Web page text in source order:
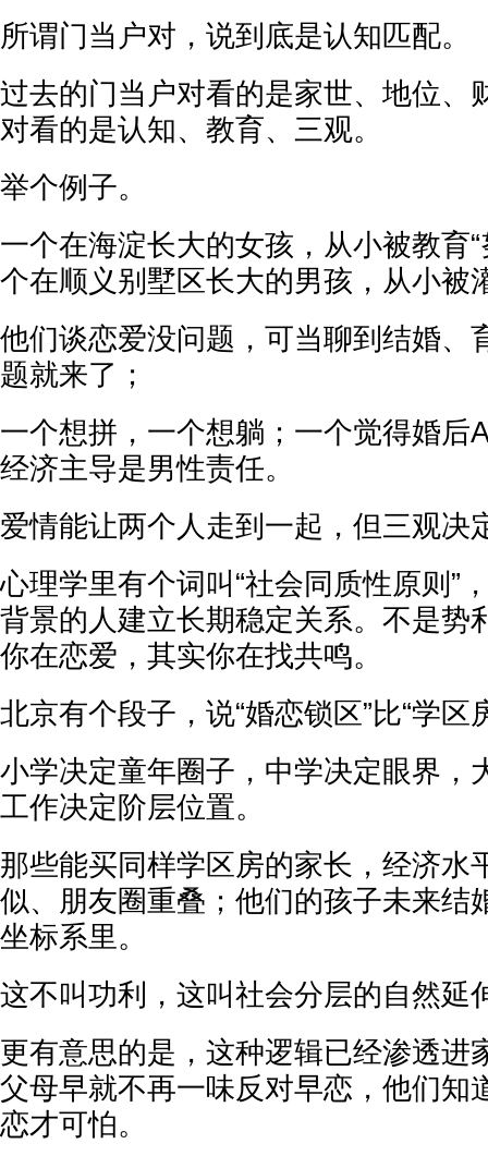
所谓门当户对，说到底是认知匹配。
过去的门当户对看的是家世、地位、
对看的是认知、教育、三观。
举个例子。
一个在海淀长大的女孩，从小被教育
个在顺义别墅区长大的男孩，从小被
他们谈恋爱没问题，可当聊到结婚、
题就来了；
一个想拼，一个想躺；一个觉得婚后
经济主导是男性责任。
爱情能让两个人走到一起，但三观决
心理学里有个词叫“社会同质性原则”
背景的人建立长期稳定关系。不是势
你在恋爱，其实你在找共鸣。
北京有个段子，说“婚恋锁区”比“学区
小学决定童年圈子，中学决定眼界，
工作决定阶层位置。
那些能买同样学区房的家长，经济水
似、朋友圈重叠；他们的孩子未来结
坐标系里。
这不叫功利，这叫社会分层的自然延
更有意思的是，这种逻辑已经渗透进
父母早就不再一味反对早恋，他们知
恋才可怕。